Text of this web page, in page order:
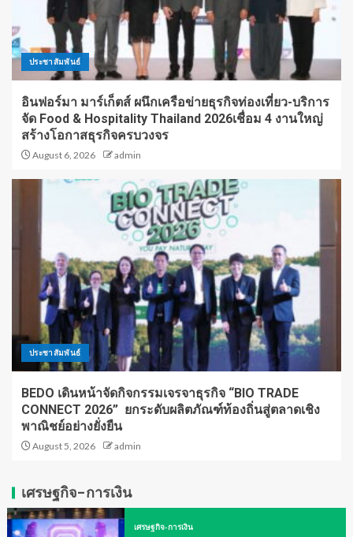
ประชาสัมพันธ์
อินฟอร์มา มาร์เก็ตส์ ผนึกเครือข่ายธุรกิจท่องเที่ยว-บริการ
จัด Food & Hospitality Thailand 2026เชื่อม 4 งานใหญ่
สร้างโอกาสธุรกิจครบวงจร
August 6, 2026 admin
ประชาสัมพันธ์
BEDO เดินหน้าจัดกิจกรรมเจรจาธุรกิจ “BIO TRADE
CONNECT 2026” ยกระดับผลิตภัณฑ์ท้องถิ่นสู่ตลาดเชิง
พาณิชย์อย่างยั่งยืน
August 5, 2026 admin
เศรษฐกิจ-การเงิน
เศรษฐกิจ-การเงิน